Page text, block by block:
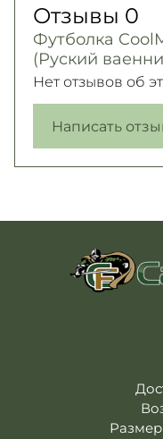
Отзывы 0
Футболка
(Руский
Нет отзывов об
Написать